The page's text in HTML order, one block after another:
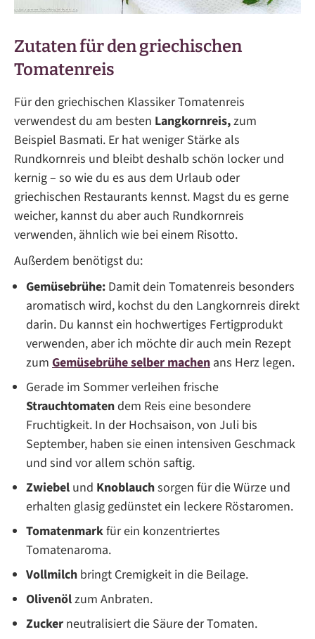
Zutaten für den griechischen
Tomatenreis
Für den griechischen Klassiker Tomatenreis
verwendest du am besten Langkornreis,zum
Beispiel Basmati. Er hat weniger Stärke als
Rundkornreis und bleibt deshalb schön locker und
kernig – so wie du es aus dem Urlaub oder
griechischen Restaurants kennst. Magst du es gerne
weicher, kannst du aber auch Rundkornreis
verwenden, ähnlich wie bei einem Risotto.
Außerdem benötigst du:
Gemüsebrühe: Damit dein Tomatenreis besonders
aromatisch wird, kochst du den Langkornreis direkt
darin. Du kannst ein hochwertiges Fertigprodukt
verwenden, aber ich möchte dir auch mein Rezept
zum Gemüsebrühe selber machen ans Herz legen.
Gerade im Sommer verleihen frische
Strauchtomatendem Reis eine besondere
Fruchtigkeit. In der Hochsaison, von Juli bis
September, haben sie einen intensiven Geschmack
und sind vor allem schön saftig.
Zwiebel und Knoblauchsorgen für die Würze und
erhalten glasig gedünstet ein leckere Röstaromen.
Tomatenmarkfür ein konzentriertes
Tomatenaroma.
Vollmilch bringt Cremigkeit in die Beilage.
Olivenölzum Anbraten.
Zucker neutralisiert die Säure der Tomaten.